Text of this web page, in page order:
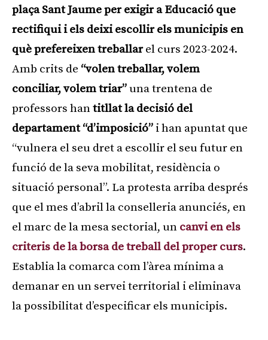
plaça Sant Jaume per exigir a Educació que
rectifiqui i els deixi escollir els municipis en
què prefereixen treballarel curs 2023-2024.
Amb crits de “volen treballar, volem
conciliar, volem triar”una trentena de
professors hantitllat la decisió del
departament “d’imposició” i han apuntat que
“vulnera el seu dret a escollir el seu futur en
funció de la seva mobilitat, residència o
situació personal”. La protesta arriba després
que el mes d’abril la conselleria anunciés, en
el marc de la mesa sectorial, un canvi en els
criteris de la borsa de treball del proper curs.
Establia la comarca com l’àrea mínima a
demanar en un servei territorial i eliminava
la possibilitat d’especificar els municipis.